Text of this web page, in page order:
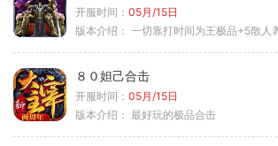
开服时间： 05月/15日
版本介绍： 一切靠打时间为王极品+5散人
８０妲己合击
开服时间： 05月/15日
版本介绍： 最好玩的极品合击